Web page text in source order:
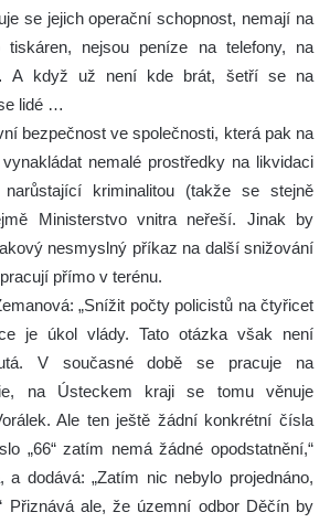
se jejich operační schopnost, nemají na
nejsou peníze na telefony, na
A když už není kde brát, šetří se na
lidé …
bezpečnost ve společnosti, která pak na
nemalé prostředky na likvidaci
kriminalitou (takže se stejně
Ministerstvo vnitra neřeší. Jinak by
nesmyslný příkaz na další snižování
přímo v terénu.
„Snížit počty policistů na čtyřicet
je úkol vlády. Tato otázka však není
V současné době se pracuje na
na Ústeckem kraji se tomu věnuje
Ale ten ještě žádní konkrétní čísla
„66“ zatím nemá žádné opodstatnění,“
a dodává: „Zatím nic nebylo projednáno,
Přiznává ale, že územní odbor Děčín by